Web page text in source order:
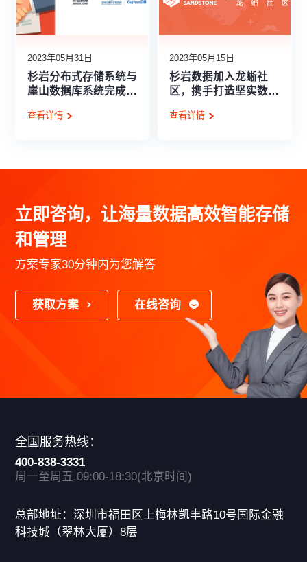
2023年05月31日
杉岩分布式存储系统与
崖山数据库系统完成兼
查看详情
2023年05月15日
杉岩数据加入龙蜥社
区，携手打造坚实数据
查看详情
立即咨询，让海量数据高效智能存储
和管理
方案专家30分钟内为您解答
获取方案 在线咨询
全国服务热线：
400-838-3331
周一至周五,09:00-18:30(北京时间)
总部地址：深圳市福田区上梅林凯丰路10号国际金融
科技城（翠林大厦）8层